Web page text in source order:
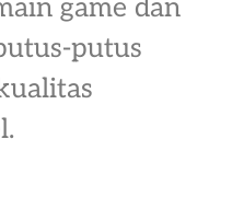
game dan
putus